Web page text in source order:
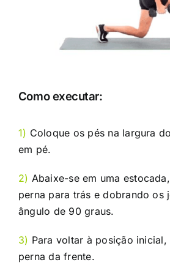
Como executar:
1) Coloque os pés na largura
em pé.
2) Abaixe-se em uma
perna para trás e dobrando os
ângulo de 90 graus.
3) Para voltar à posição inicial,
perna da frente.